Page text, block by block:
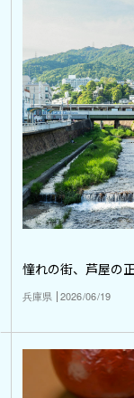
憧れの街、芦屋の正
兵庫県 2026/06/19